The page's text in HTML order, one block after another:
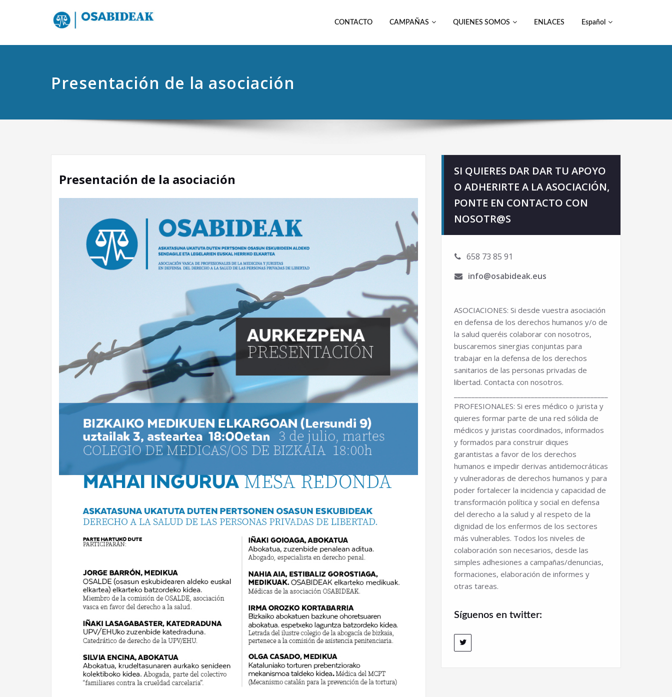
CONTACTO CAMPAÑAS QUIENES SOMOS ENLACES Español
Presentación de la asociación
Presentación de la asociación
SI QUIERES DAR DAR TU APOYO
O ADHERIRTE A LA ASOCIACIÓN,
PONTE EN CONTACTO CON
NOSOTR@S
658 73 85 91
info@osabideak.eus
ASOCIACIONES: Si desde vuestra asociación
en defensa de los derechos humanos y/o de
la salud queréis colaborar con nosotros,
buscaremos sinergias conjuntas para
trabajar en la defensa de los derechos
sanitarios de las personas privadas de
libertad. Contacta con nosotros.
PROFESIONALES: Si eres médico o jurista y
quieres formar parte de una red sólida de
médicos y juristas coordinados, informados
y formados para construir diques
garantistas a favor de los derechos
humanos e impedir derivas antidemocráticas
y vulneradoras de derechos humanos y para
poder fortalecer la incidencia y capacidad de
transformación política y social en defensa
del derecho a la salud y al respeto de la
dignidad de los enfermos de los sectores
más vulnerables. Todos los niveles de
colaboración son necesarios, desde las
simples adhesiones a campañas/denuncias,
formaciones, elaboración de informes y
otras tareas.
Síguenos en twitter: